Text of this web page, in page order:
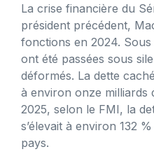
La crise financière du
président précédent,
fonctions en 2024.
ont été passées sous
déformés. La dette
à environ onze milliards
2025, selon le FMI, la
s’élevait à environ 132
pays.